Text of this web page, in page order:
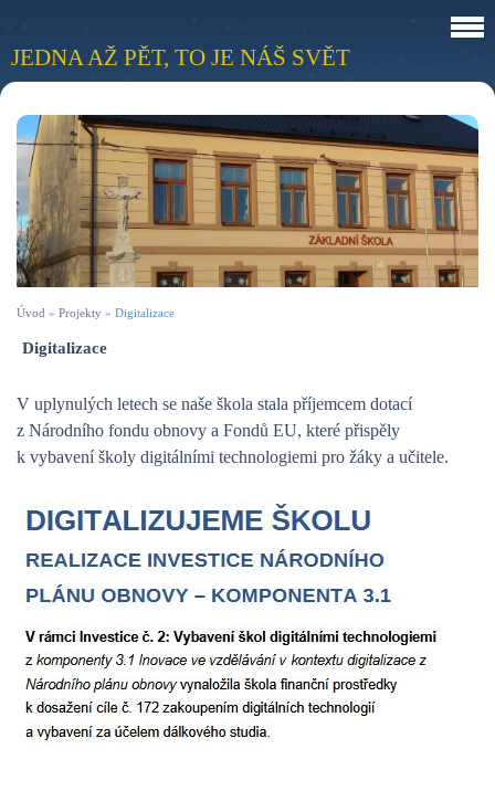
JEDNA AŽ PĚT, TO JE NÁŠ SVĚT
Úvod » Projekty » Digitalizace
Digitalizace
V uplynulých letech se naše škola stala příjemcem dotací
z Národního fondu obnovy a Fondů EU, které přispěly
k vybavení školy digitálními technologiemi pro žáky a učitele.